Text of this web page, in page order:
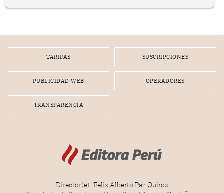
por la frustrada realización de un meet and greet con
TARIFAS SUSCRIPCIONES
PUBLICIDAD WEB OPERADORES
TRANSPARENCIA
Director(e): Félix Alberto Paz Quiroz